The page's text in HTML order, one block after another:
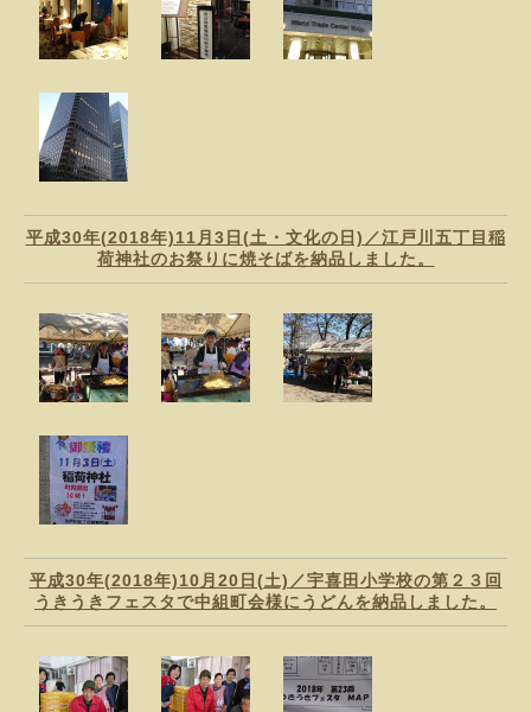
平成30年(2018年)11月3日(土・文化の日)／江戸川五丁目稲
荷神社のお祭りに焼そばを納品しました。
平成30年(2018年)10月20日(土)／宇喜田小学校の第２３回
うきうきフェスタで中組町会様にうどんを納品しました。